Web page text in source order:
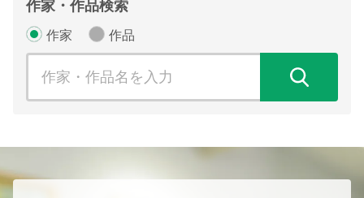
作家・作品検索
作家 作品